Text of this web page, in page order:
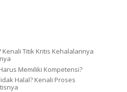
Kenali Titik Kritis Kehalalannya
Memiliki Kompetensi?
Halal? Kenali Proses